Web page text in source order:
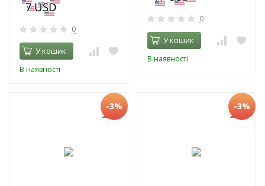
0
У кошик
В наявності
0
У кошик
В наявності
-3% -3%